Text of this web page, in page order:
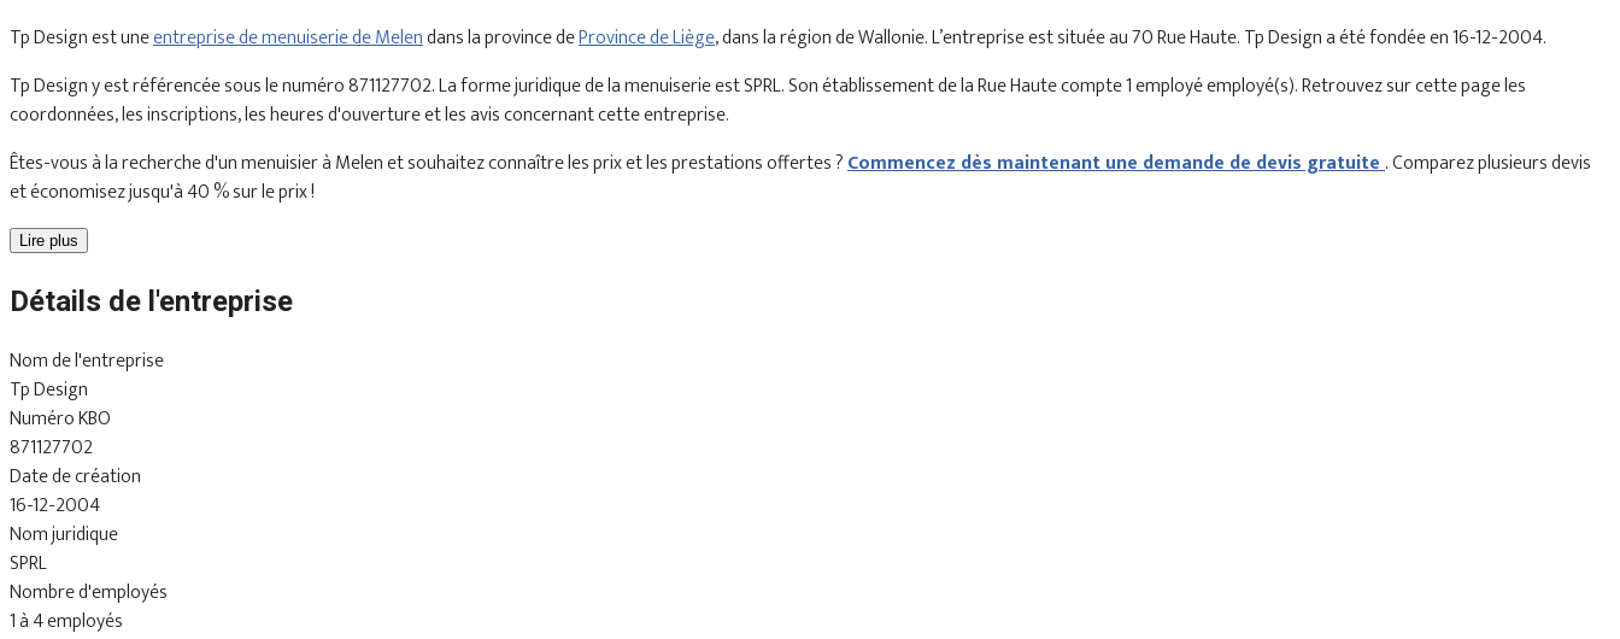
Tp Design est uneentreprise de menuiserie de Melendans la province deProvince de Liège, dans la région de Wallonie. L’entreprise est située au 70 Rue Haute. Tp Design a été fondée en 16-12-2004.
Tp Design y est référencée sous le numéro 871127702. La forme juridique de la menuiserie est SPRL. Son établissement de la Rue Haute compte 1 employé employé(s). Retrouvez sur cette page les
coordonnées, les inscriptions, les heures d'ouverture et les avis concernant cette entreprise.
Êtes-vous à la recherche d'un menuisier à Melen et souhaitez connaître les prix et les prestations offertes ?Commencez dès maintenant une demande de devis gratuite. Comparez plusieurs devis
et économisez jusqu'à 40 % sur le prix !
Lire plus
Détails de l'entreprise
Nom de l'entreprise
Tp Design
Numéro KBO
871127702
Date de création
16-12-2004
Nom juridique
SPRL
Nombre d'employés
1 à 4 employés